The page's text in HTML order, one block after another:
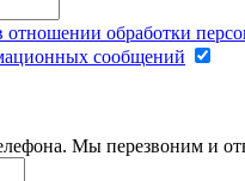
отношении обработки
сообщений
Мы перезвоним и